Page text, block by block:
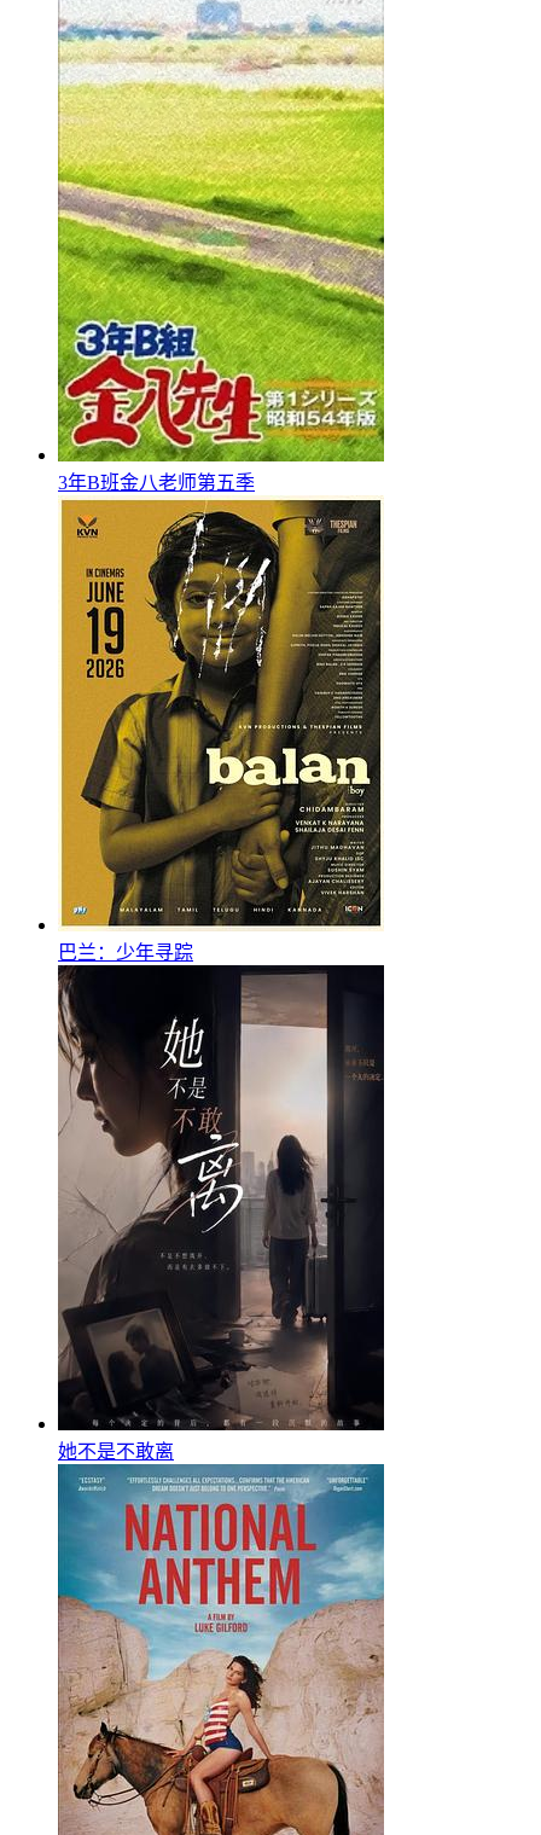
3年B班金八老师第五季
巴兰：少年寻踪
她不是不敢离